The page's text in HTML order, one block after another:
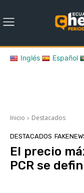
Inglés Español
Inicio Destacados
DESTACADOS
El precio
PCR se